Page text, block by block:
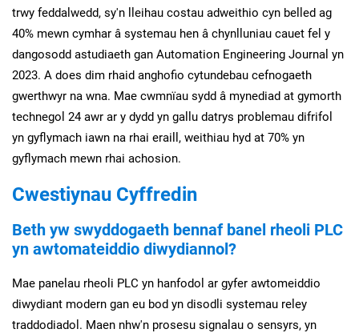
trwy feddalwedd, sy'n lleihau costau adweithio cyn belled ag
40% mewn cymhar â systemau hen â chynlluniau cauet fel y
dangosodd astudiaeth gan Automation Engineering Journal yn
2023. A does dim rhaid anghofio cytundebau cefnogaeth
gwerthwyr na wna. Mae cwmnïau sydd â mynediad at gymorth
technegol 24 awr ar y dydd yn gallu datrys problemau difrifol
yn gyflymach iawn na rhai eraill, weithiau hyd at 70% yn
gyflymach mewn rhai achosion.
Cwestiynau Cyffredin
Beth yw swyddogaeth bennaf banel rheoli PLC
yn awtomateiddio diwydiannol?
Mae panelau rheoli PLC yn hanfodol ar gyfer awtomeiddio
diwydiant modern gan eu bod yn disodli systemau reley
traddodiadol. Maen nhw'n prosesu signalau o sensyrs, yn